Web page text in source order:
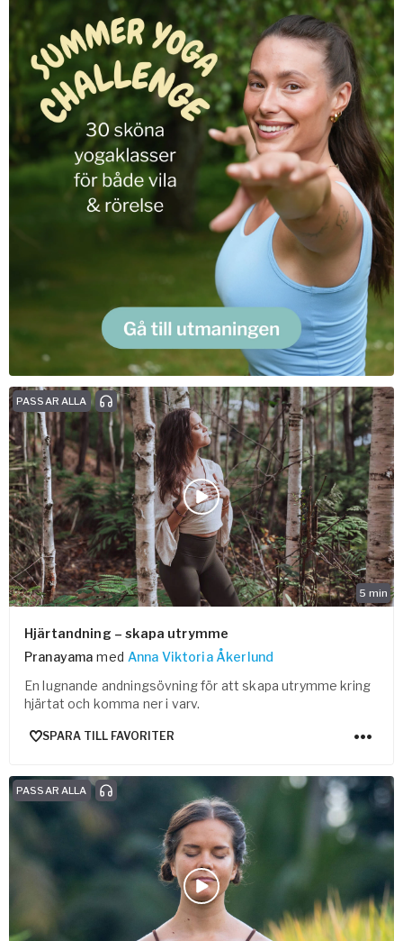
5 min
PASSAR ALLA
Hjärtandning – skapa utrymme
Pranayama med Anna Viktoria Åkerlund
En lugnande andningsövning för att skapa utrymme kring
hjärtat och komma ner i varv.
SPARA TILL FAVORITER
PASSAR ALLA